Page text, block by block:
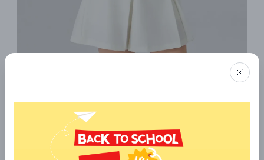
Áo khoác gió mỏng, chống nắng là một lựa chọn tuyệt vời cho
những nhóm bạn đi du lịch biển hoặc tham gia các hoạt động
ngoài trời. Áo khoác giúp bảo vệ làn da khỏi tác hại của ánh
nắng mặt trời và gió mạnh, đồng thời vẫn mang lại sự thoải
mái. Mẫu áo này có thể in các hình ảnh, họa tiết theo chủ đề
nhóm, vừa giúp bảo vệ sức khỏe, vừa tạo nên sự đồng đều
trong phong cách nhóm.